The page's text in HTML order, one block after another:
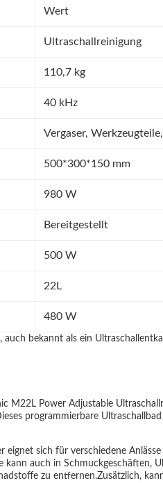
Wert
Ultraschallreinigung
110,7 kg
40 kHz
Vergaser,
500*300*150 mm
980 W
Bereitgestellt
500 W
22L
480 W
bekannt als ein
M22L Power Adjustable
programmierbare
eignet sich für verschiedene
kann auch in
zu entfernen.Zusätzlich,